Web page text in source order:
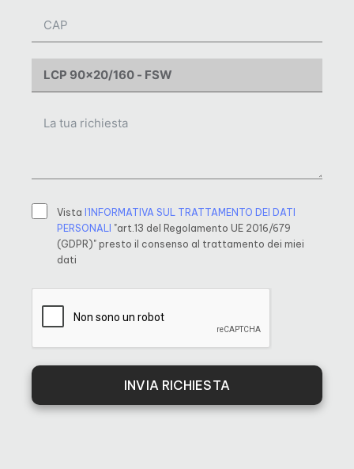
Vista l’INFORMATIVA SUL TRATTAMENTO DEI DATI
PERSONALI "art.13 del Regolamento UE 2016/679
(GDPR)" presto il consenso al trattamento dei miei
dati
INVIA RICHIESTA